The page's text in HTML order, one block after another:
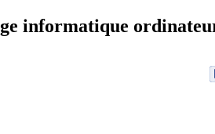
informatique